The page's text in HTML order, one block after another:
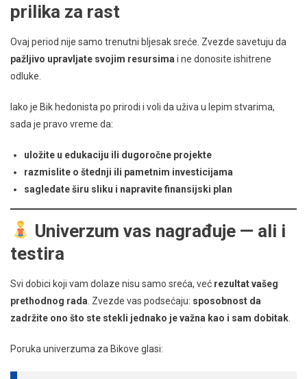
prilika za rast
Ovaj period nije samo trenutni bljesak sreće. Zvezde savetuju da
pažljivo upravljate svojim resursima i ne donosite ishitrene
odluke.
Iako je Bik hedonista po prirodi i voli da uživa u lepim stvarima,
sada je pravo vreme da:
uložite u edukaciju ili dugoročne projekte
razmislite o štednji ili pametnim investicijama
sagledate širu sliku i napravite finansijski plan
Univerzum vas nagrađuje — ali i
testira
Svi dobici koji vam dolaze nisu samo sreća, već rezultat vašeg
prethodnog rada . Zvezde vas podsećaju: sposobnost da
zadržite ono što ste stekli jednako je važna kao i sam dobitak
Poruka univerzuma za Bikove glasi: